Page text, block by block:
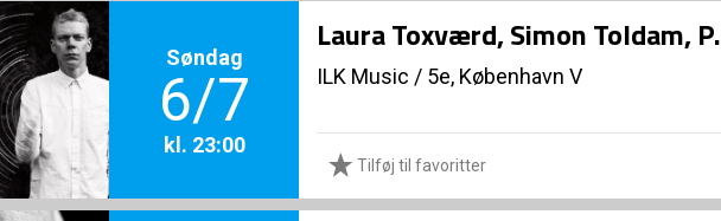
Søndag
6/7
kl. 23:00
Laura Toxværd, Simon Toldam,
ILK Music / 5e, København V
Tilføj til favoritter